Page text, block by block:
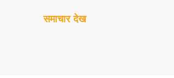
समाचार देख